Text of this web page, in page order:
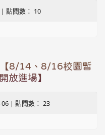
| 點閱數： 10
8/14、8/16校園暫
放進場】
06 | 點閱數： 23